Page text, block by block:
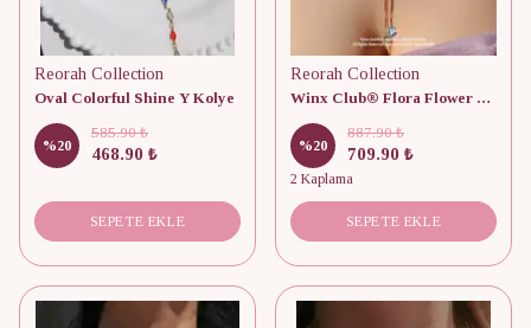
Reorah Collection
Oval Colorful Shine Y Kolye
%20
585.90 ₺
468.90 ₺
SEPETE EKLE
Reorah Collection
Winx Club® Flora Flower Y Kolye
%20
887.90 ₺
709.90 ₺
2 Kaplama
SEPETE EKLE